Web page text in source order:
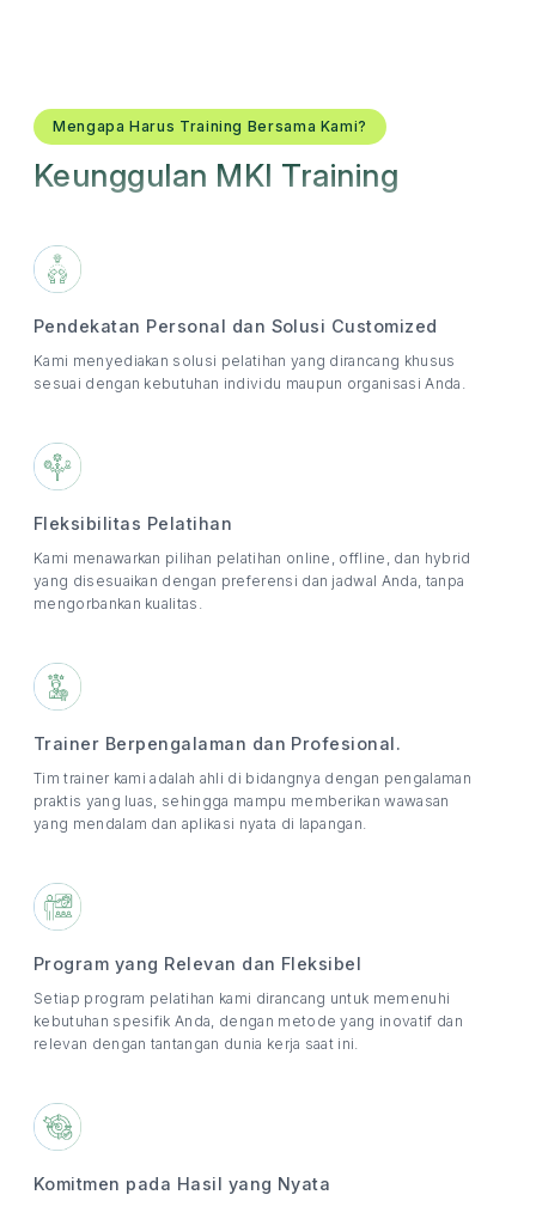
Mengapa Harus Training Bersama Kami?
Keunggulan MKI Training
Pendekatan Personal dan Solusi Customized
Kami menyediakan solusi pelatihan yang dirancang khusus
sesuai dengan kebutuhan individu maupun organisasi Anda.
Fleksibilitas Pelatihan
Kami menawarkan pilihan pelatihan online, offline, dan hybrid
yang disesuaikan dengan preferensi dan jadwal Anda, tanpa
mengorbankan kualitas.
Trainer Berpengalaman dan Profesional.
Tim trainer kami adalah ahli di bidangnya dengan pengalaman
praktis yang luas, sehingga mampu memberikan wawasan
yang mendalam dan aplikasi nyata di lapangan.
Program yang Relevan dan Fleksibel
Setiap program pelatihan kami dirancang untuk memenuhi
kebutuhan spesifik Anda, dengan metode yang inovatif dan
relevan dengan tantangan dunia kerja saat ini.
Komitmen pada Hasil yang Nyata